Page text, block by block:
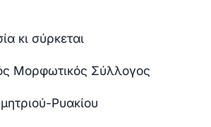
κι σύρκεται
Μορφωτικός Σύλλογος
Ρυακίου